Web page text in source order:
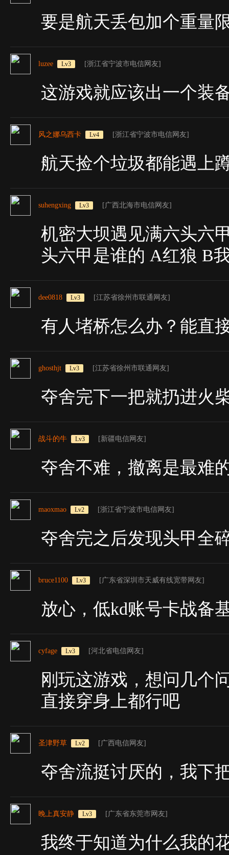
要是航天丢包加个重量
luzee Lv3 [浙江省宁波市电信网友]
这游戏就应该出一个装
风之娜乌西卡 Lv4 [浙江省宁波市电信网友]
航天捡个垃圾都能遇上
suhengxing Lv3 [广西北海市电信网友]
机密大坝遇见满六头六
头六甲是谁的 A红狼 B
dee0818 Lv3 [江苏省徐州市联通网友]
有人堵桥怎么办？能直
ghosthjt Lv3 [江苏省徐州市联通网友]
夺舍完下一把就扔进火
战斗的牛 Lv3 [新疆电信网友]
夺舍不难，撤离是最难
maoxmao Lv2 [浙江省宁波市电信网友]
夺舍完之后发现头甲全
bruce1100 Lv3 [广东省深圳市天威有线宽带网友]
放心，低kd账号卡战备
cyfage Lv3 [河北省电信网友]
刚玩这游戏，想问几个
直接穿身上都行吧
圣津野草 Lv2 [广西电信网友]
夺舍流挺讨厌的，我下
晚上真安静 Lv3 [广东省东莞市网友]
我终于知道为什么我的